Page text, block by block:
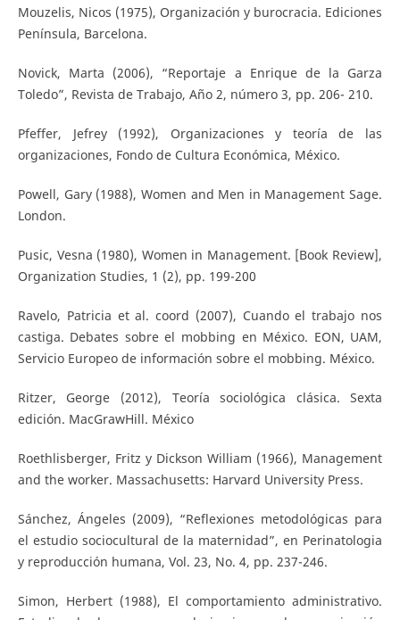
Mouzelis, Nicos (1975), Organización y burocracia. Ediciones
Península, Barcelona.
Novick, Marta (2006), “Reportaje a Enrique de la Garza
Toledo”, Revista de Trabajo, Año 2, número 3, pp. 206- 210.
Pfeffer, Jefrey (1992), Organizaciones y teoría de las
organizaciones, Fondo de Cultura Económica, México.
Powell, Gary (1988), Women and Men in Management Sage.
London.
Pusic, Vesna (1980), Women in Management. [Book Review],
Organization Studies, 1 (2), pp. 199-200
Ravelo, Patricia et al. coord (2007), Cuando el trabajo nos
castiga. Debates sobre el mobbing en México. EON, UAM,
Servicio Europeo de información sobre el mobbing. México.
Ritzer, George (2012), Teoría sociológica clásica. Sexta
edición. MacGrawHill. México
Roethlisberger, Fritz y Dickson William (1966), Management
and the worker. Massachusetts: Harvard University Press.
Sánchez, Ángeles (2009), “Reflexiones metodológicas para
el estudio sociocultural de la maternidad”, en Perinatologia
y reproducción humana, Vol. 23, No. 4, pp. 237-246.
Simon, Herbert (1988), El comportamiento administrativo.